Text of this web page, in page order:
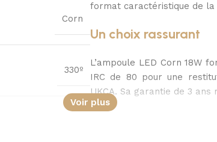
Corn
330º
format caractéristique de la
Un choix rassurant
L’ampoule LED Corn 18W
IRC de 80 pour une
UKCA. Sa garantie de 3
Voir plus